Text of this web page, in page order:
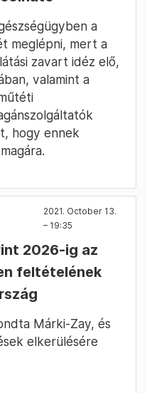
a
meglépni, mert a
zavart idéz elő,
valamint a
hogy ennek
2021. October 13.
– 19:35
2026-ig az
feltételének
Márki-Zay, és
elkerülésére